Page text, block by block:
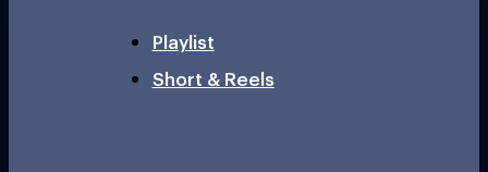
Playlist
Short & Reels